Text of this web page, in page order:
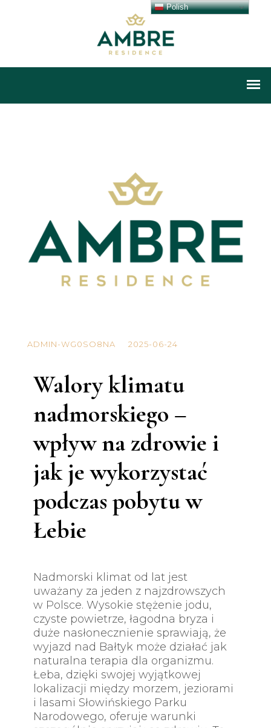
ADMIN-WG0SO8NA 2025-06-24
Walory klimatu
nadmorskiego –
wpływ na zdrowie i
jak je wykorzystać
podczas pobytu w
Łebie
Nadmorski klimat od lat jest
uważany za jeden z najzdrowszych
w Polsce. Wysokie stężenie jodu,
czyste powietrze, łagodna bryza i
duże nasłonecznienie sprawiają, że
wyjazd nad Bałtyk może działać jak
naturalna terapia dla organizmu.
Łeba, dzięki swojej wyjątkowej
lokalizacji między morzem, jeziorami
i lasami Słowińskiego Parku
Narodowego, oferuje warunki
Polish